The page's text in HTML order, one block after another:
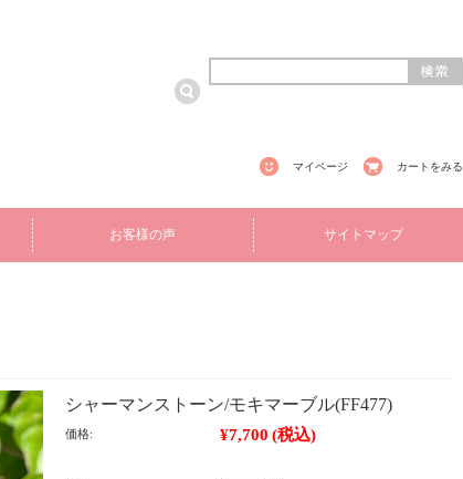
マイページ カートをみる
お客様の声 サイトマップ
シャーマンストーン/モキマーブル(FF477)
価格: ¥7,700 (税込)